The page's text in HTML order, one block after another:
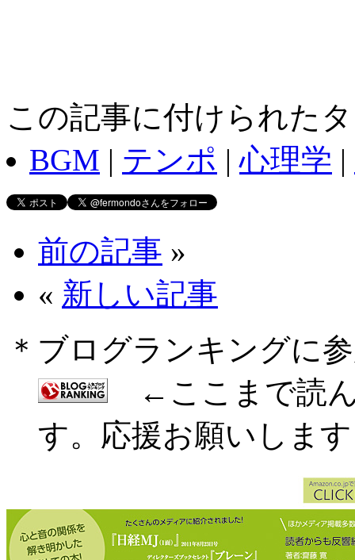
この記事に付けられた
BGM | テンポ |心理学 |
前の記事 »
« 新しい記事
＊ブログランキングに
←ここまで読ん
す。応援お願いしま